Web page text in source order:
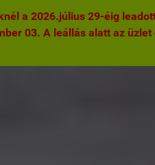
a 2026.július 29-éig
03. A leállás alatt az